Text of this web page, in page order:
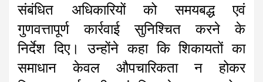
संबंधित अधिकारियों को समयबद्ध एवं
गुणवत्तापूर्ण कार्रवाई सुनिश्चित करने के
निर्देश दिए। उन्होंने कहा कि शिकायतों का
समाधान केवल औपचारिकता न होकर